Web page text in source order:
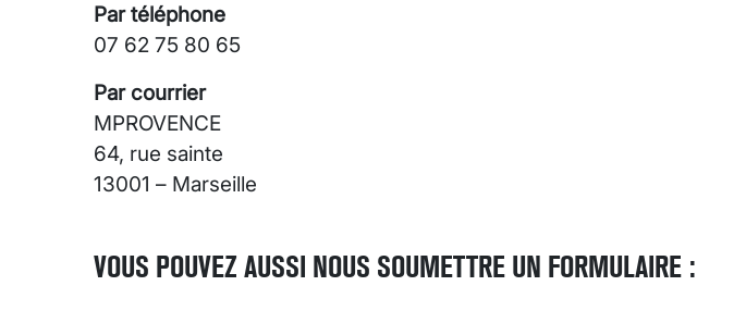
Par téléphone
07 62 75 80 65
Par courrier
MPROVENCE
64, rue sainte
13001 – Marseille
VOUS POUVEZ AUSSI NOUS SOUMETTRE UN FORMULAIRE :